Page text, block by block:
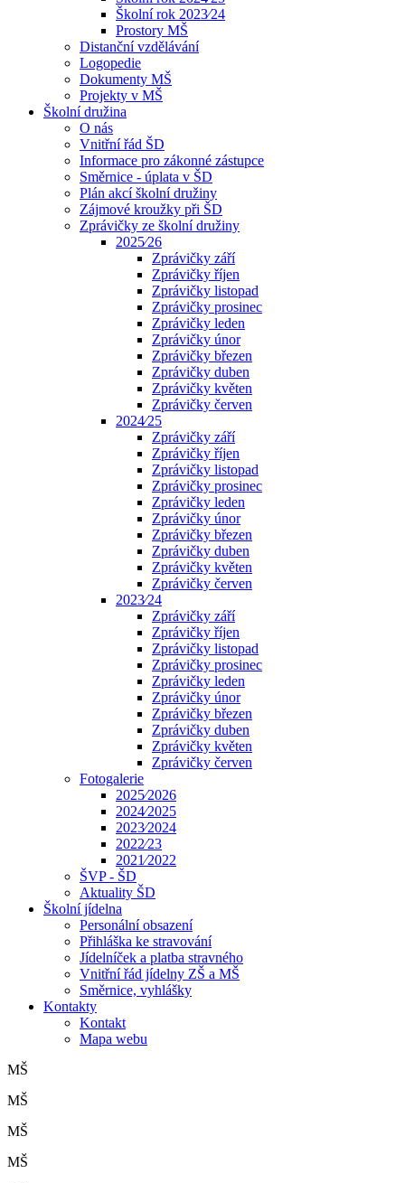
Školní rok 2023⁄24
Prostory MŠ
Distanční vzdělávání
Logopedie
Dokumenty MŠ
Projekty v MŠ
Školní družina
O nás
Vnitřní řád ŠD
Informace pro zákonné zástupce
Směrnice - úplata v ŠD
Plán akcí školní družiny
Zájmové kroužky při ŠD
Zprávičky ze školní družiny
2025⁄26
Zprávičky září
Zprávičky říjen
Zprávičky listopad
Zprávičky prosinec
Zprávičky leden
Zprávičky únor
Zprávičky březen
Zprávičky duben
Zprávičky květen
Zprávičky červen
2024⁄25
Zprávičky září
Zprávičky říjen
Zprávičky listopad
Zprávičky prosinec
Zprávičky leden
Zprávičky únor
Zprávičky březen
Zprávičky duben
Zprávičky květen
Zprávičky červen
2023⁄24
Zprávičky září
Zprávičky říjen
Zprávičky listopad
Zprávičky prosinec
Zprávičky leden
Zprávičky únor
Zprávičky březen
Zprávičky duben
Zprávičky květen
Zprávičky červen
Fotogalerie
2025⁄2026
2024⁄2025
2023⁄2024
2022⁄23
2021⁄2022
ŠVP - ŠD
Aktuality ŠD
Školní jídelna
Personální obsazení
Přihláška ke stravování
Jídelníček a platba stravného
Vnitřní řád jídelny ZŠ a MŠ
Směrnice, vyhlášky
Kontakty
Kontakt
Mapa webu
MŠ
MŠ
MŠ
MŠ